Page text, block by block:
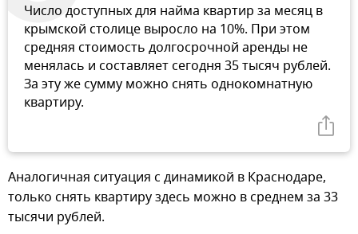
Число доступных для найма квартир за месяц в
крымской столице выросло на 10%. При этом
средняя стоимость долгосрочной аренды не
менялась и составляет сегодня 35 тысяч рублей.
За эту же сумму можно снять однокомнатную
квартиру.
Аналогичная ситуация с динамикой в Краснодаре,
только снять квартиру здесь можно в среднем за 33
тысячи рублей.